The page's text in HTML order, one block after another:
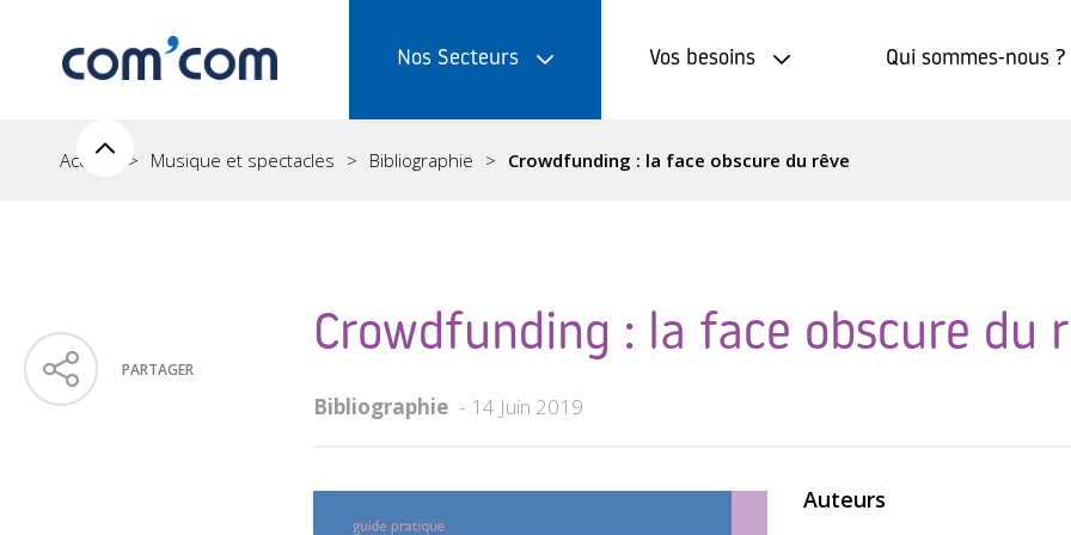
Nos Secteurs Vos besoins Qui sommes-nous ?
Accueil Musique et spectacles Bibliographie Crowdfunding : la face obscure du rêve
Crowdfunding : la face obscure du
Bibliographie 14 Juin 2019
PARTAGER
Auteurs